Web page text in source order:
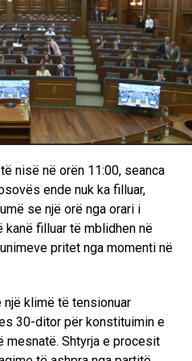
nisë në orën 11:00, seanca
ende nuk ka filluar,
se një orë nga orari i
kanë filluar të mblidhen në
pritet nga momenti në
klimë të tensionuar
30-ditor për konstituimin e
mesnatë. Shtyrja e procesit